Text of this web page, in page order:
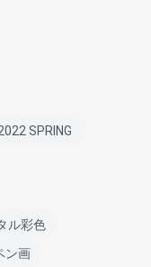
SPRING
ル彩色
ン画